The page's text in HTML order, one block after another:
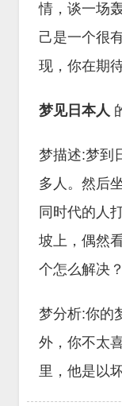
情，谈一场
己是一个很
现，你在期
梦见日本人
梦描述:梦到
多人。然后
同时代的人
坡上，偶然
个怎么解决？
梦分析:你的
外，你不太
里，他是以